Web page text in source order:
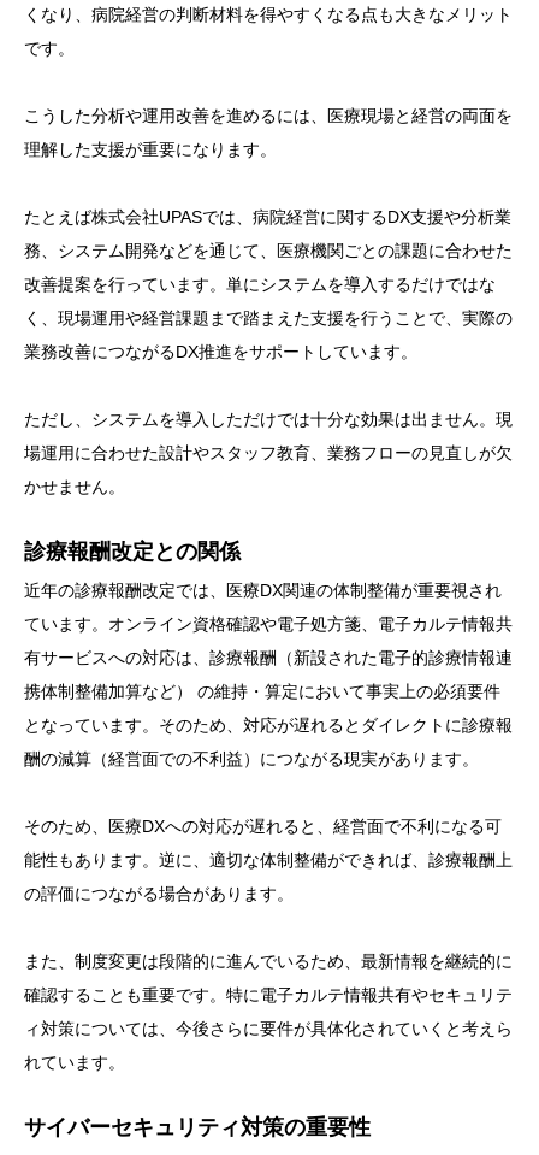
くなり、病院経営の判断材料を得やすくなる点も大きなメリット
です。
こうした分析や運用改善を進めるには、医療現場と経営の両面を
理解した支援が重要になります。
たとえば株式会社UPASでは、病院経営に関するDX支援や分析業
務、システム開発などを通じて、医療機関ごとの課題に合わせた
改善提案を行っています。単にシステムを導入するだけではな
く、現場運用や経営課題まで踏まえた支援を行うことで、実際の
業務改善につながるDX推進をサポートしています。
ただし、システムを導入しただけでは十分な効果は出ません。現
場運用に合わせた設計やスタッフ教育、業務フローの見直しが欠
かせません。
診療報酬改定との関係
近年の診療報酬改定では、医療DX関連の体制整備が重要視され
ています。オンライン資格確認や電子処方箋、電子カルテ情報共
有サービスへの対応は、診療報酬（新設された電子的診療情報連
携体制整備加算など） の維持・算定において事実上の必須要件
となっています。そのため、対応が遅れるとダイレクトに診療報
酬の減算（経営面での不利益）につながる現実があります。
そのため、医療DXへの対応が遅れると、経営面で不利になる可
能性もあります。逆に、適切な体制整備ができれば、診療報酬上
の評価につながる場合があります。
また、制度変更は段階的に進んでいるため、最新情報を継続的に
確認することも重要です。特に電子カルテ情報共有やセキュリテ
ィ対策については、今後さらに要件が具体化されていくと考えら
れています。
サイバーセキュリティ対策の重要性